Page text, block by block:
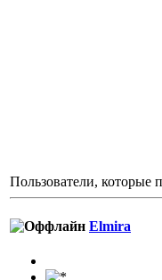
Пользователи, которые
Elmira